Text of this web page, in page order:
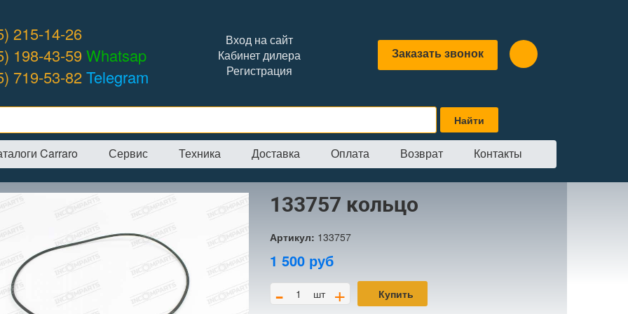
215-14-26
198-43-59Whatsap
719-53-82Telegram
Вход на сайт
Кабинет дилера
Регистрация
Заказать звонок
Carraro Сервис Техника Доставка Оплата Возврат Контакты
→Интернет-магазин →CARRARO Кольца→133757 кольцо
133757 кольцо
Артикул: 133757
1 500 руб
- шт + Купить